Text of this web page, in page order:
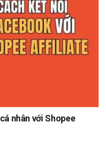
nhân với Shopee